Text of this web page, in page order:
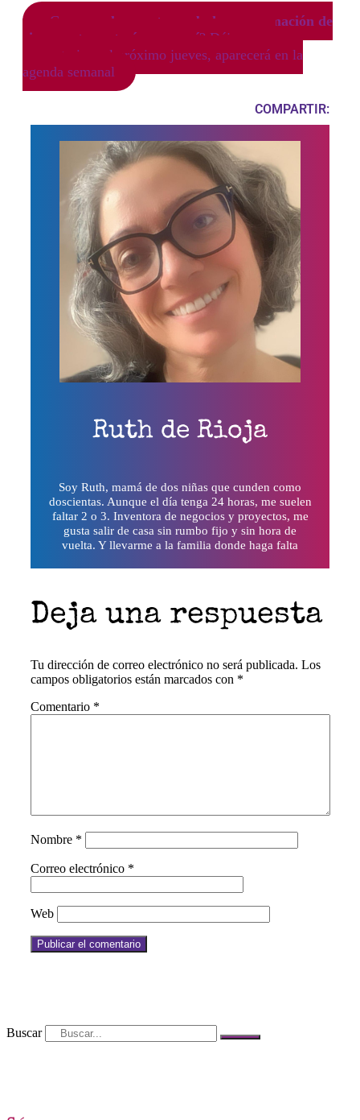
¿Conoces
alguna otra web de programación de
cine que te gustaría ver aquí? Déjanos un
comentario y el próximo jueves, aparecerá en la
agenda semanal
COMPARTIR:
Ruth de Rioja
Soy Ruth, mamá de dos niñas que cunden como
doscientas. Aunque el día tenga 24 horas, me suelen
faltar 2 o 3. Inventora de negocios y proyectos, me
gusta salir de casa sin rumbo fijo y sin hora de
vuelta. Y llevarme a la familia donde haga falta
Deja una respuesta
Tu dirección de correo electrónico no será publicada. Los
campos obligatorios están marcados con *
Comentario *
Nombre *
Correo electrónico *
Web
Buscar